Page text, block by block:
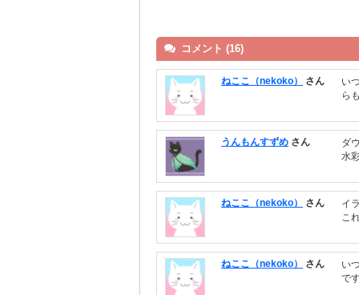
コメント (16)
ねここ（nekoko） さん
い
ら
うんもんすずめ さん
ダ
水
ねここ（nekoko） さん
イ
こ
ねここ（nekoko） さん
い
で